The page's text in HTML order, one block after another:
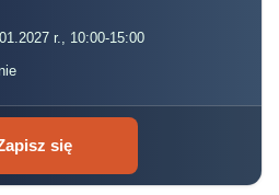
r., 10:00-15:00
się